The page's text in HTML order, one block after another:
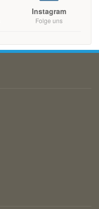
Instagram
Folge uns